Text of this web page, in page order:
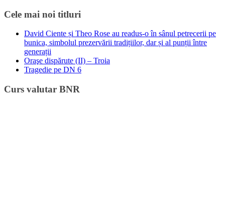
Cele mai noi titluri
David Ciente și Theo Rose au readus-o în sânul petrecerii pe
bunica, simbolul prezervării tradițiilor, dar și al punții între
generații
Oraşe dispărute (II) – Troia
Tragedie pe DN 6
Curs valutar BNR